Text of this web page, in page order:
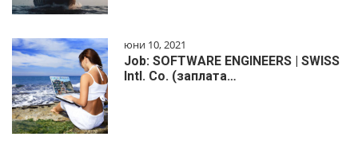
юни 10, 2021
Job: SOFTWARE ENGINEERS | SWISS
Intl. Co. (заплата…